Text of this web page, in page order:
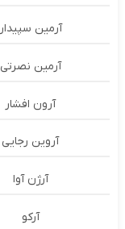
آرمین سپیدار
آرمین نصرتی
آرون افشار
آروین رجایی
آرژن آوا
آرکو